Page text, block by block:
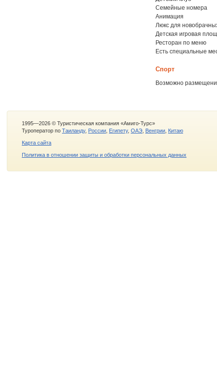
Семейные номера
Анимация
Люкс для
Детская игровая
Ресторан по меню
Есть специальные
Спорт
Возможно
1995—2026 © Туристическая компания «Амиго-Турс»
Туроператор по Таиланду, России Египету, ОАЭ Венгрии Китаю
Карта сайта
Политика в отношении защиты и обработки персональных данных